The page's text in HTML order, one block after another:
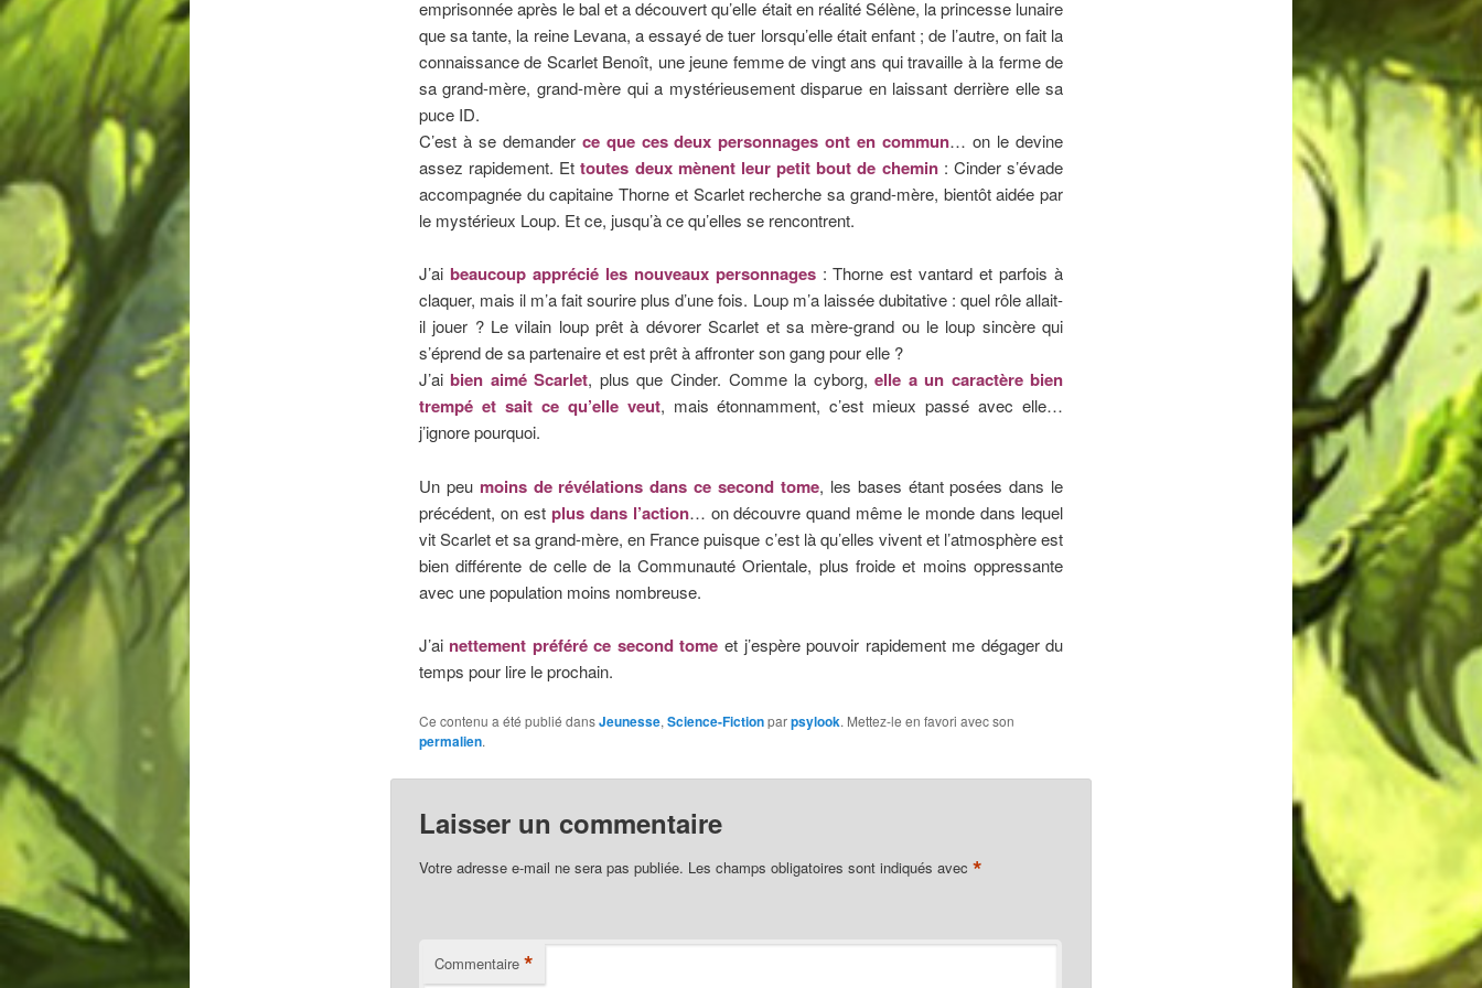
emprisonnée après le bal et a découvert qu’elle était en réalité Sélène, la princesse lunaire
que sa tante, la reine Levana, a essayé de tuer lorsqu’elle était enfant ; de l’autre, on fait la
connaissance de Scarlet Benoît, une jeune femme de vingt ans qui travaille à la ferme de
sa grand-mère, grand-mère qui a mystérieusement disparue en laissant derrière elle sa
puce ID.
C’est à se demander ce que ces deux personnages ont en commun… on le devine
assez rapidement. Ettoutes deux mènent leur petit bout de chemin: Cinder s’évade
accompagnée du capitaine Thorne et Scarlet recherche sa grand-mère, bientôt aidée par
le mystérieux Loup. Et ce, jusqu’à ce qu’elles se rencontrent.
J’ai beaucoup apprécié les nouveaux personnages: Thorne est vantard et parfois à
claquer, mais il m’a fait sourire plus d’une fois. Loup m’a laissée dubitative : quel rôle allait-
il jouer ? Le vilain loup prêt à dévorer Scarlet et sa mère-grand ou le loup sincère qui
s’éprend de sa partenaire et est prêt à affronter son gang pour elle ?
J’aibien aimé Scarlet, plus que Cinder. Comme la cyborg,elle a un caractère bien
trempé et sait ce qu’elle veut, mais étonnamment, c’est mieux passé avec elle…
j’ignore pourquoi.
Un peu moins de révélations dans ce second tome, les bases étant posées dans le
précédent, on est plus dans l’action… on découvre quand même le monde dans lequel
vit Scarlet et sa grand-mère, en France puisque c’est là qu’elles vivent et l’atmosphère est
bien différente de celle de la Communauté Orientale, plus froide et moins oppressante
avec une population moins nombreuse.
J’ai nettement préféré ce second tome et j’espère pouvoir rapidement me dégager du
temps pour lire le prochain.
Ce contenu a été publié dansJeunesse, Science-Fictionparpsylook. Mettez-le en favori avec son
permalien.
Laisser un commentaire
Votre adresse e-mail ne sera pas publiée. Les champs obligatoires sont indiqués avec *
Commentaire *